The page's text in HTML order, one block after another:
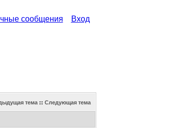
сообщения Вход
тема:: Следующая тема